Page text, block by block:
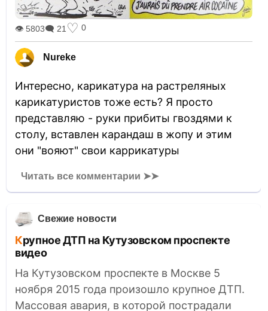
👁 5803🗨 21 ♡ 0
Nureke
Интересно, карикатура на растреляных
карикатуристов тоже есть? Я просто
представляю - руки прибиты гвоздями к
столу, вставлен карандаш в жопу и этим
они "вояют" свои каррикатуры
Читать все комментарии ➤➤
Свежие новости
Крупное ДТП на Кутузовском проспекте
видео
На Кутузовском проспекте в Москве 5
ноября 2015 года произошло крупное ДТП.
Массовая авария, в которой пострадали